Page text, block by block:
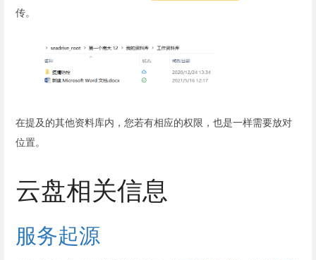
传。
在提及的其他资料库内，您若有相应的权限，也是一样需要放对
位置。
云盘相关信息
服务起源